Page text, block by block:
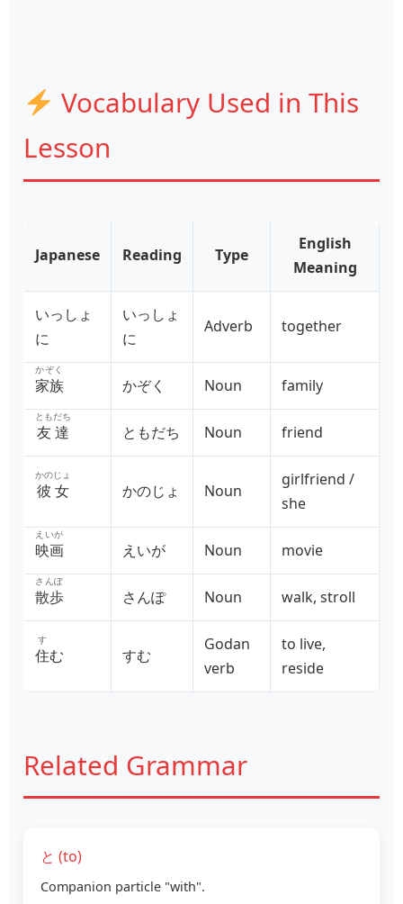
Vocabulary Used in This
Lesson
Japanese Reading Type
English
Meaning
いっしょ
に
いっしょ
に
Adverb together
家族
かぞく
かぞく Noun family
友達
ともだち
ともだち Noun friend
彼女
かのじょ
かのじょ Noun
girlfriend /
she
映画
えいが
えいが Noun movie
散歩
さんぽ
さんぽ Noun walk, stroll
住
す
む すむ
Godan
verb
to live,
reside
Related Grammar
と (to)
Companion particle "with".